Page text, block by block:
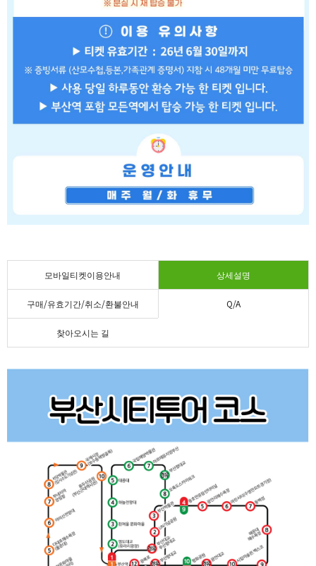
모바일티켓이용안내 상세설명
구매/유효기간/취소/환불안내 Q/A
찾아오시는 길